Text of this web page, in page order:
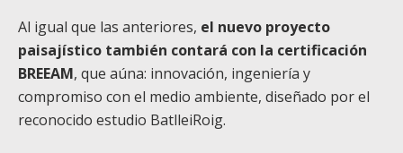
Al igual que las anteriores, el nuevo proyecto
paisajístico también contará con la certificación
BREEAM, que aúna: innovación, ingeniería y
compromiso con el medio ambiente, diseñado por el
reconocido estudio BatlleiRoig.